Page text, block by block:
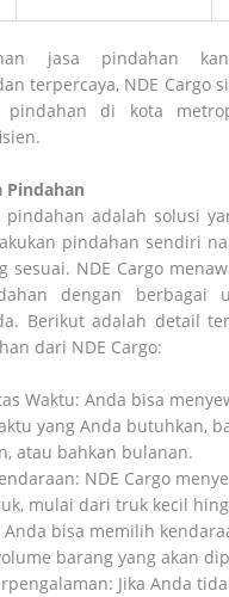
jasa pindahan
terpercaya, NDE Cargo
pindahan di kota
Pindahan
pindahan adalah solusi
pindahan sendiri
sesuai. NDE Cargo
dengan berbagai
Berikut adalah detail
dari NDE Cargo:
Waktu: Anda bisa
yang Anda butuhkan,
atau bahkan bulanan.
NDE Cargo
mulai dari truk kecil
Anda bisa memilih
barang yang akan
Jika Anda